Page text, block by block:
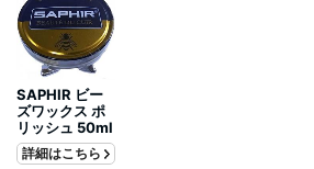
SAPHIR ビー
ズワックス ポ
リッシュ 50ml
詳細はこちら